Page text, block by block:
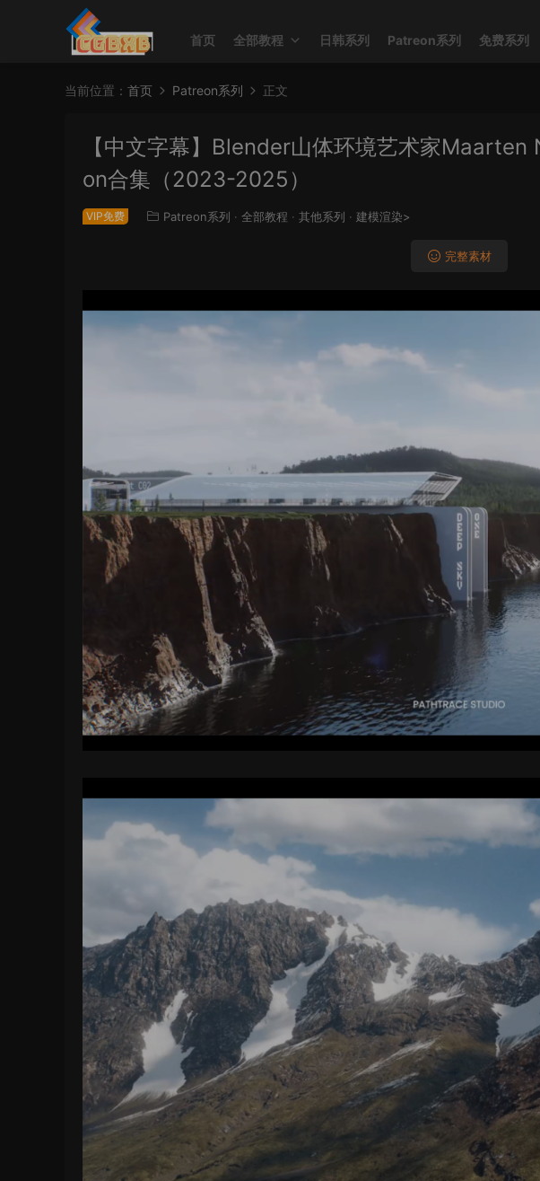
首页 全部教程 日韩系列 Patreon系列 免费系列
当前位置： 首页 Patreon系列 正文
【中文字幕】Blender山体环境艺术家
on合集（2023-2025）
VIP免费 Patreon系列 · 全部教程 · 其他系列 · 建模渲染>
完整素材